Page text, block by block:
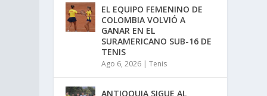
EL EQUIPO FEMENINO DE
COLOMBIA VOLVIÓ A
GANAR EN EL
SURAMERICANO SUB-16 DE
TENIS
Ago 6, 2026 |Tenis
ANTIOQUIA SIGUE AL